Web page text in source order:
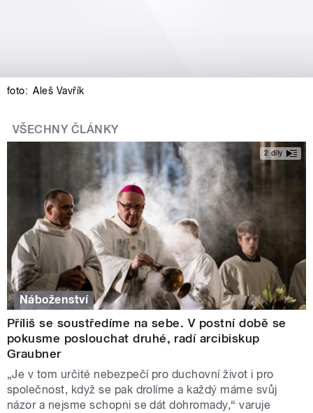
foto: Aleš Vavřík
VŠECHNY ČLÁNKY
2 díly
Náboženství
Příliš se soustředíme na sebe. V postní době se
pokusme poslouchat druhé, radí arcibiskup
Graubner
„Je v tom určité nebezpečí pro duchovní život i pro
společnost, když se pak drolíme a každý máme svůj
názor a nejsme schopni se dát dohromady,“ varuje